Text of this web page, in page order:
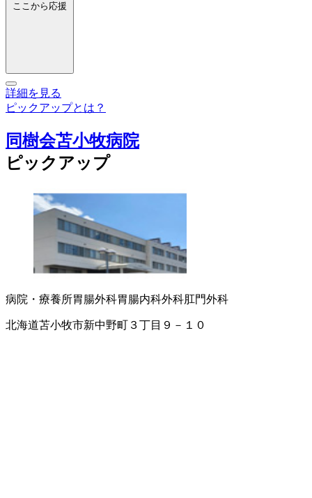
ここから応援
詳細を見る
ピックアップとは？
同樹会苫小牧病院
ピックアップ
病院・療養所胃腸外科胃腸内科外科肛門外科
北海道苫小牧市新中野町３丁目９－１０